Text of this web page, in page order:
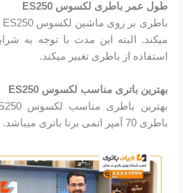
طول عمر باطری لکسوس ES250
میکند. البته این مدت با توجه به
استفاده از باطری تغییر میکند.
بهترین باتری مناسب لکسوس ES250
باطری 70 آمپر اتمی برنا باتری میباشد.